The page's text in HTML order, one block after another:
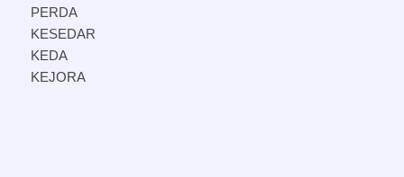
PERDA
KESEDAR
KEDA
KEJORA